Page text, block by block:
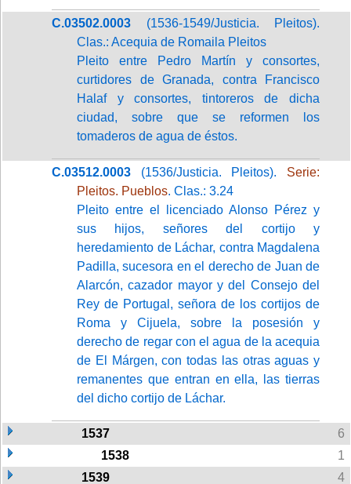
C.03502.0003 (1536-1549/Justicia. Pleitos).
Clas.: Acequia de Romaila Pleitos
Pleito entre Pedro Martín y consortes,
curtidores de Granada, contra Francisco
Halaf y consortes, tintoreros de dicha
ciudad, sobre que se reformen los
tomaderos de agua de éstos.
C.03512.0003 (1536/Justicia. Pleitos). Serie:
Pleitos. Pueblos. Clas.: 3.24
Pleito entre el licenciado Alonso Pérez y
sus hijos, señores del cortijo y
heredamiento de Láchar, contra Magdalena
Padilla, sucesora en el derecho de Juan de
Alarcón, cazador mayor y del Consejo del
Rey de Portugal, señora de los cortijos de
Roma y Cijuela, sobre la posesión y
derecho de regar con el agua de la acequia
de El Márgen, con todas las otras aguas y
remanentes que entran en ella, las tierras
del dicho cortijo de Láchar.
1537
6
1538
1
1539
4